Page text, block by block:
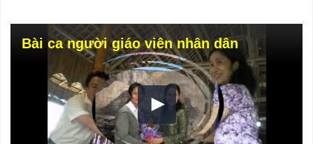
Bài ca người giáo viên nhân dân